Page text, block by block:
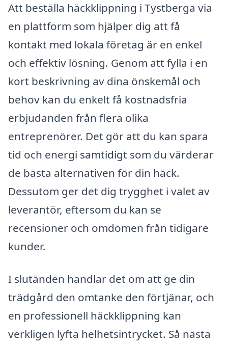
Att beställa häckklippning i Tystberga via
en plattform som hjälper dig att få
kontakt med lokala företag är en enkel
och effektiv lösning. Genom att fylla i en
kort beskrivning av dina önskemål och
behov kan du enkelt få kostnadsfria
erbjudanden från flera olika
entreprenörer. Det gör att du kan spara
tid och energi samtidigt som du värderar
de bästa alternativen för din häck.
Dessutom ger det dig trygghet i valet av
leverantör, eftersom du kan se
recensioner och omdömen från tidigare
kunder.
I slutänden handlar det om att ge din
trädgård den omtanke den förtjänar, och
en professionell häckklippning kan
verkligen lyfta helhetsintrycket. Så nästa